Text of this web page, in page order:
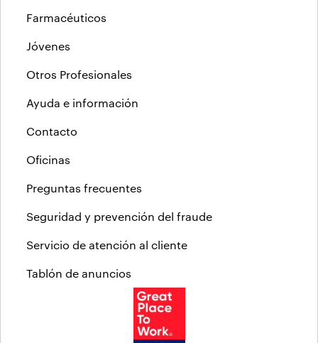
Farmacéuticos
Jóvenes
Otros Profesionales
Ayuda e información
Contacto
Oficinas
Preguntas frecuentes
Seguridad y prevención del fraude
Servicio de atención al cliente
Tablón de anuncios